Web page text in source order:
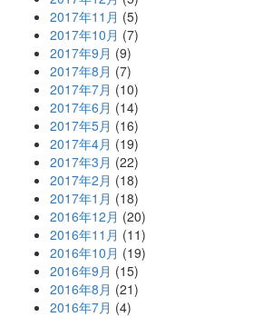
2017年11月 (5)
2017年10月 (7)
2017年9月 (9)
2017年8月 (7)
2017年7月 (10)
2017年6月 (14)
2017年5月 (16)
2017年4月 (19)
2017年3月 (22)
2017年2月 (18)
2017年1月 (18)
2016年12月 (20)
2016年11月 (11)
2016年10月 (19)
2016年9月 (15)
2016年8月 (21)
2016年7月 (4)